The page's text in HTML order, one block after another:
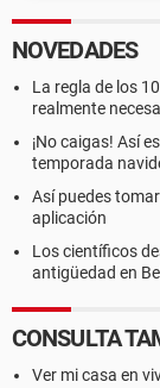
NOVEDADES
La regla de los
realmente
¡No caigas! Así
temporada
Así puedes
aplicación
Los científicos
antigüedad en
CONSULTA
Ver mi casa en